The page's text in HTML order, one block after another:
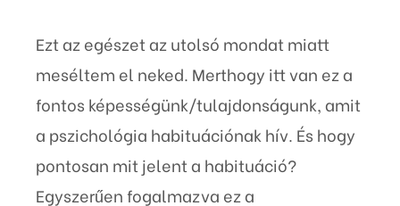
Ezt az egészet az utolsó mondat miatt
meséltem el neked. Merthogy itt van ez a
fontos képességünk/tulajdonságunk, amit
a pszichológia habituációnak hív. És hogy
pontosan mit jelent a habituáció?
Egyszerűen fogalmazva ez a